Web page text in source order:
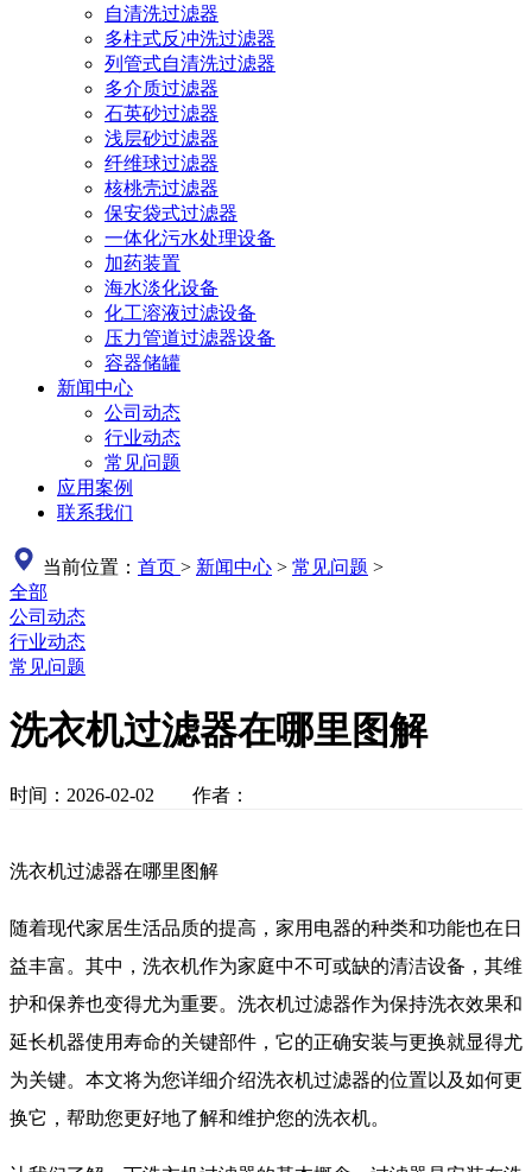
自清洗过滤器
多柱式反冲洗过滤器
列管式自清洗过滤器
多介质过滤器
石英砂过滤器
浅层砂过滤器
纤维球过滤器
核桃壳过滤器
保安袋式过滤器
一体化污水处理设备
加药装置
海水淡化设备
化工溶液过滤设备
压力管道过滤器设备
容器储罐
新闻中心
公司动态
行业动态
常见问题
应用案例
联系我们
当前位置： 首页 > 新闻中心 > 常见问题 >
全部
公司动态
行业动态
常见问题
洗衣机过滤器在哪里图解
时间：2026-02-02 作者：
洗衣机过滤器在哪里图解
随着现代家居生活品质的提高，家用电器的种类和功能也在日
益丰富。其中，洗衣机作为家庭中不可或缺的清洁设备，其维
护和保养也变得尤为重要。洗衣机过滤器作为保持洗衣效果和
延长机器使用寿命的关键部件，它的正确安装与更换就显得尤
为关键。本文将为您详细介绍洗衣机过滤器的位置以及如何更
换它，帮助您更好地了解和维护您的洗衣机。